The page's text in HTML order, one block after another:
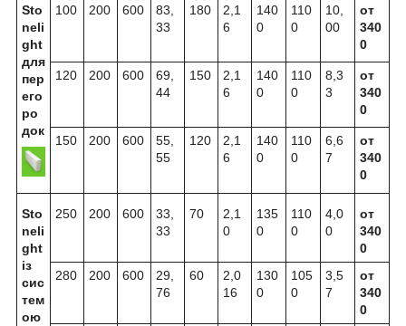
Sto
neli
ght
для
пер
его
ро
док
100 200 600
83,
33
180
2,1
6
140
0
110
0
10,
00
от
340
0
120 200 600
69,
44
150
2,1
6
140
0
110
0
8,3
3
от
340
0
150 200 600
55,
55
120
2,1
6
140
0
110
0
6,6
7
от
340
0
Sto
neli
ght
із
сис
тем
ою
250 200 600
33,
33
70
2,1
0
135
0
110
0
4,0
0
от
340
0
280
200 600
29,
76
60
2,0
16
130
0
105
0
3,5
7
от
340
0